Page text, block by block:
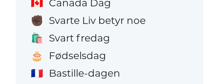
🇨🇦 Canada Dag
✊🏿 Svarte Liv betyr noe
🛍️ Svart fredag
🎂 Fødselsdag
🇫🇷 Bastille-dagen